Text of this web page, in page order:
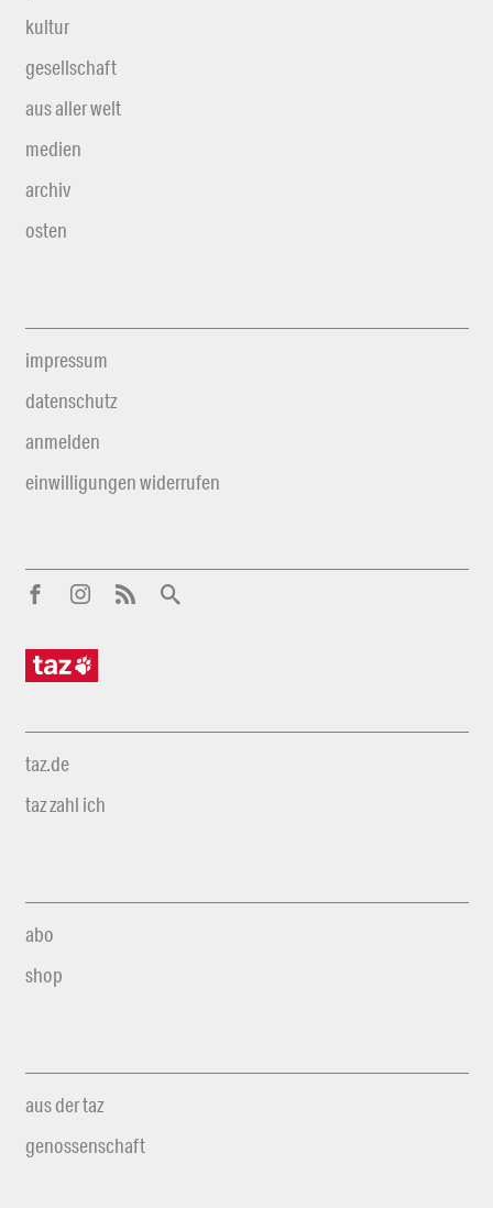
kultur
gesellschaft
aus aller welt
medien
archiv
osten
impressum
datenschutz
anmelden
einwilligungen widerrufen
taz.de
taz zahl ich
abo
shop
aus der taz
genossenschaft